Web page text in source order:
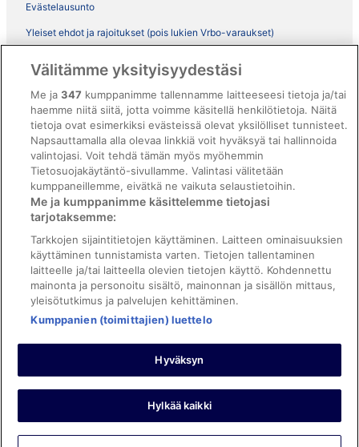
Evästelausunto
Yleiset ehdot ja rajoitukset (pois lukien Vrbo-varaukset)
ebookers BONUS+ -ohjelman ehdot
Oikeudelliset tiedot / ota meihin yhteyttä
Sisältövaatimukset ja ilmoituksen tekeminen sisällöstä
Tuki
Ota yhteyttä
Varauksen muuttaminen tai peruuttaminen
Varaa lento lentoyhtiön hyvityskupongeilla
Hyvityksen hakeminen ja aikarajat
©2026 Expedia, Inc., Expedia Groupin yritys. Kaikki oikeudet
pidätetään. ebookers ja ebookersin logo ovat Expedia, Inc.:n
tavaramerkkejä tai rekisteröityjä tavaramerkkejä.
Välitämme yksityisyydestäsi
Me ja347 kumppanimme tallennamme laitteeseesi tietoja ja/tai
haemme niitä siitä, jotta voimme käsitellä henkilötietoja. Näitä
tietoja ovat esimerkiksi evästeissä olevat yksilölliset tunnisteet.
Napsauttamalla alla olevaa linkkiä voit hyväksyä tai hallinnoida
valintojasi. Voit tehdä tämän myös myöhemmin
Tietosuojakäytäntö-sivullamme. Valintasi välitetään
kumppaneillemme, eivätkä ne vaikuta selaustietoihin.
Me ja kumppanimme käsittelemme tietojasi
tarjotaksemme:
Tarkkojen sijaintitietojen käyttäminen. Laitteen ominaisuuksien
käyttäminen tunnistamista varten. Tietojen tallentaminen
laitteelle ja/tai laitteella olevien tietojen käyttö. Kohdennettu
mainonta ja personoitu sisältö, mainonnan ja sisällön mittaus,
yleisötutkimus ja palvelujen kehittäminen.
Kumppanien (toimittajien) luettelo
Hyväksyn
Hylkää kaikki